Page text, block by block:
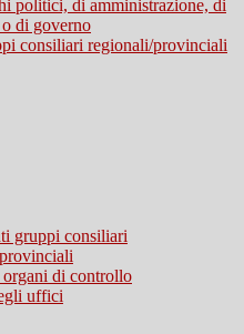
politici, di amministrazione, di
di governo
consiliari regionali/provinciali
gruppi consiliari
di controllo
uffici